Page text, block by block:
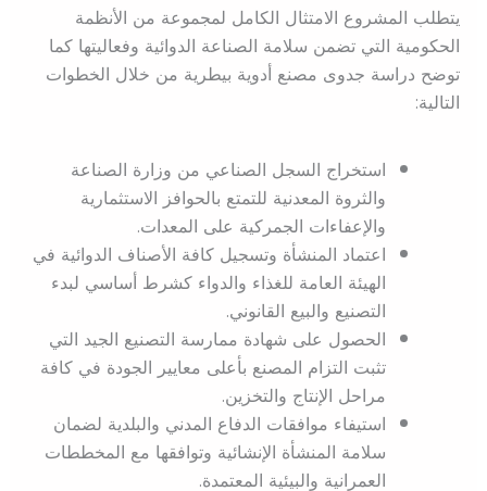
يتطلب المشروع الامتثال الكامل لمجموعة من الأنظمة
الحكومية التي تضمن سلامة الصناعة الدوائية وفعاليتها كما
توضح دراسة جدوى مصنع أدوية بيطرية من خلال الخطوات
التالية:
استخراج السجل الصناعي من وزارة الصناعة
والثروة المعدنية للتمتع بالحوافز الاستثمارية
والإعفاءات الجمركية على المعدات.
اعتماد المنشأة وتسجيل كافة الأصناف الدوائية في
الهيئة العامة للغذاء والدواء كشرط أساسي لبدء
التصنيع والبيع القانوني.
الحصول على شهادة ممارسة التصنيع الجيد التي
تثبت التزام المصنع بأعلى معايير الجودة في كافة
مراحل الإنتاج والتخزين.
استيفاء موافقات الدفاع المدني والبلدية لضمان
سلامة المنشأة الإنشائية وتوافقها مع المخططات
العمرانية والبيئية المعتمدة.